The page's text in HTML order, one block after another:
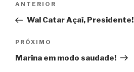
Post
Anterior
ANTERIOR
Wal Catar Açaí, Presidente!
Próximo
PRÓXIMO
Marina em modo saudade!